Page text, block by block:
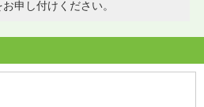
申し付けください。